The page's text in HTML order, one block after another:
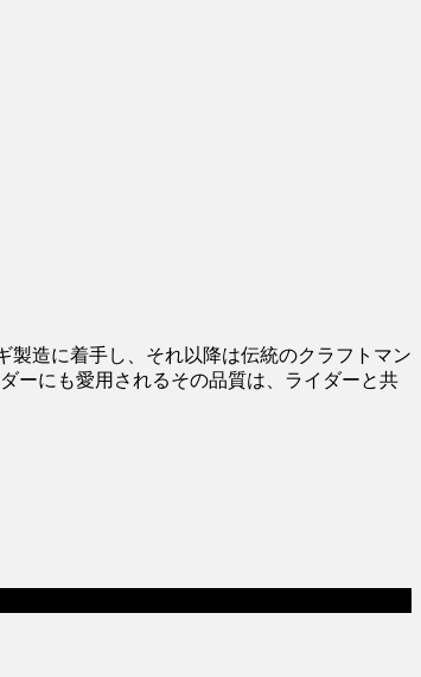
製造に着手し、それ以降は伝統のクラフトマン
ーにも愛用されるその品質は、ライダーと共